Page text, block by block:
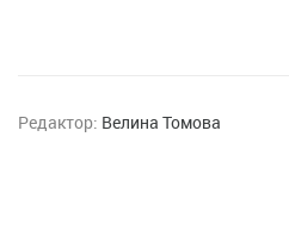
Редактор: Велина Томова